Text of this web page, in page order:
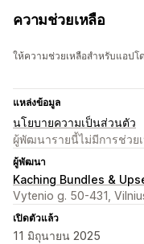
ความช่วยเหลือ
ให้ความช่วยเหลือสำหรับแอปโ
แหล่งข้อมูล
นโยบายความเป็นส่วนตัว
ผู้พัฒนารายนี้ไม่มีการช่วย
ผู้พัฒนา
Kaching Bundles &
Vytenio g. 50-431,
เปิดตัวแล้ว
11 มิถุนายน 2025